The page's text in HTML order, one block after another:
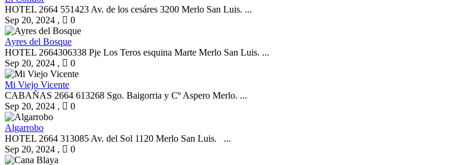
HOTEL 2664 551423 Av. de los cesáres 3200 Merlo San Luis. ...
Sep 20, 2024 , 0
Ayres del Bosque
HOTEL 2664306338 Pje Los Teros esquina Marte Merlo San Luis. ...
Sep 20, 2024 , 0
Mi Viejo Vicente
CABAÑAS 2664 613268 Sgo. Baigorria y Cº Aspero Merlo. ...
Sep 20, 2024 , 0
Algarrobo
HOTEL 2664 313085 Av. del Sol 1120 Merlo San Luis. ...
Sep 20, 2024 , 0